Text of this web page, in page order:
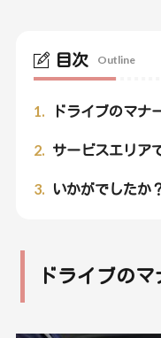
目次 Outline
1. ドライブのマナ
2. サービスエリア
3. いかがでしたか
ドライブの